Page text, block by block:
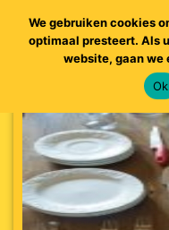
We gebruiken cookies
optimaal presteert. Als
website, gaan we
Ok